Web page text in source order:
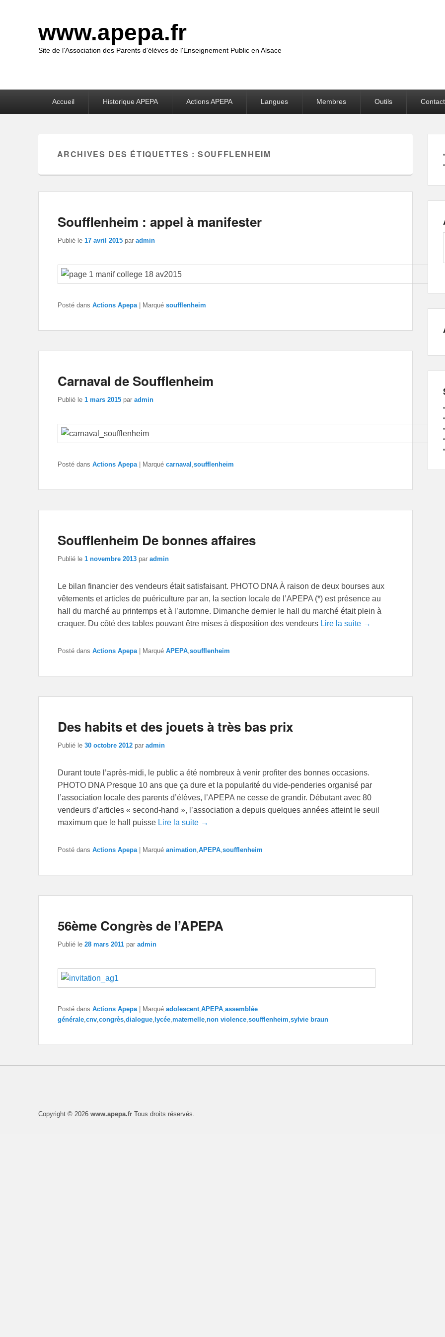
www.apepa.fr
Site de l'Association des Parents d'élèves de l'Enseignement Public en Alsace
Accueil Historique APEPA Actions APEPA Langues Membres Outils
ARCHIVES DES ÉTIQUETTES :SOUFFLENHEIM
Soufflenheim : appel à manifester
Publié le 17 avril 2015 par admin
Posté dans Actions Apepa Marqué soufflenheim
Carnaval de Soufflenheim
Publié le 1 mars 2015 par admin
Posté dans Actions Apepa Marqué carnaval ,soufflenheim
Soufflenheim De bonnes affaires
Publié le 1 novembre 2013 par admin
Le bilan financier des vendeurs était satisfaisant. PHOTO DNA À raison de deux bourses aux
vêtements et articles de puériculture par an, la section locale de l’APEPA (*) est présence au
hall du marché au printemps et à l’automne. Dimanche dernier le hall du marché était plein à
craquer. Du côté des tables pouvant être mises à disposition des vendeurs Lire la suite →
Posté dans Actions Apepa Marqué APEPA,soufflenheim
Des habits et des jouets à très bas prix
Publié le 30 octobre 2012 par admin
Durant toute l’après-midi, le public a été nombreux à venir profiter des bonnes occasions.
PHOTO DNA Presque 10 ans que ça dure et la popularité du vide-penderies organisé par
l’association locale des parents d’élèves, l’APEPA ne cesse de grandir. Débutant avec 80
vendeurs d’articles « second-hand », l’association a depuis quelques années atteint le seuil
maximum que le hall puisse Lire la suite →
Posté dans Actions Apepa Marqué animation APEPA soufflenheim
56ème Congrès de l’APEPA
Publié le 28 mars 2011 par admin
Posté dans Actions Apepa Marqué adolescent,APEPA,assemblée
générale,cnv,congrès,dialogue, lycée,maternelle,non violence,soufflenheim,sylvie braun
Copyright © 2026 www.apepa.fr Tous droits réservés.